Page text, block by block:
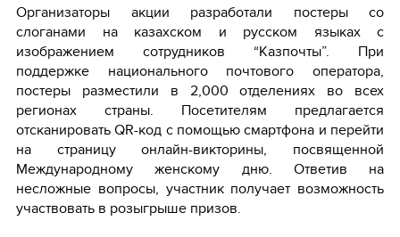
Организаторы акции разработали постеры со
слоганами на казахском и русском языках с
изображением сотрудников “Казпочты”. При
поддержке национального почтового оператора,
постеры разместили в 2,000 отделениях во всех
регионах страны. Посетителям предлагается
отсканировать QR-код с помощью смартфона и перейти
на страницу онлайн-викторины, посвященной
Международному женскому дню. Ответив на
несложные вопросы, участник получает возможность
участвовать в розыгрыше призов.